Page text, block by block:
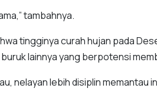
tambahnya.
tingginya curah hujan pada
lainnya yang berpotensi
nelayan lebih disiplin